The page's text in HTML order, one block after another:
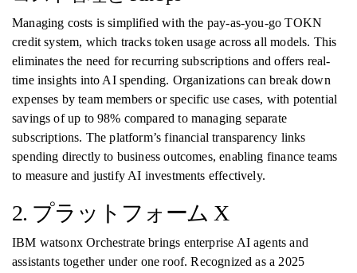
Managing costs is simplified with the pay-as-you-go TOKN
credit system, which tracks token usage across all models. This
eliminates the need for recurring subscriptions and offers real-
time insights into AI spending. Organizations can break down
expenses by team members or specific use cases, with potential
savings of up to 98% compared to managing separate
subscriptions. The platform’s financial transparency links
spending directly to business outcomes, enabling finance teams
to measure and justify AI investments effectively.
2. プラットフォーム X
IBM watsonx Orchestrate brings enterprise AI agents and
assistants together under one roof. Recognized as a 2025